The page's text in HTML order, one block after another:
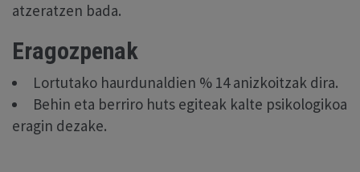
atzeratzen bada.
Eragozpenak
Lortutako haurdunaldien % 14 anizkoitzak dira.
Behin eta berriro huts egiteak kalte psikologikoa
eragin dezake.